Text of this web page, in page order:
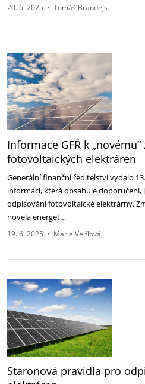
20. 6. 2025 • Tomáš Brandejs
Informace GFŘ k
fotovoltaických elektráren
Generální finanční ředitelství vydalo
informaci, která obsahuje
odpisování fotovoltaické elektrárny.
novela energet…
19. 6. 2025 • Marie Velflová
Staronová pravidla pro